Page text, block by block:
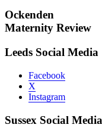
Ockenden
Maternity Review
Leeds Social Media
Facebook
X
Instagram
Sussex Social Media